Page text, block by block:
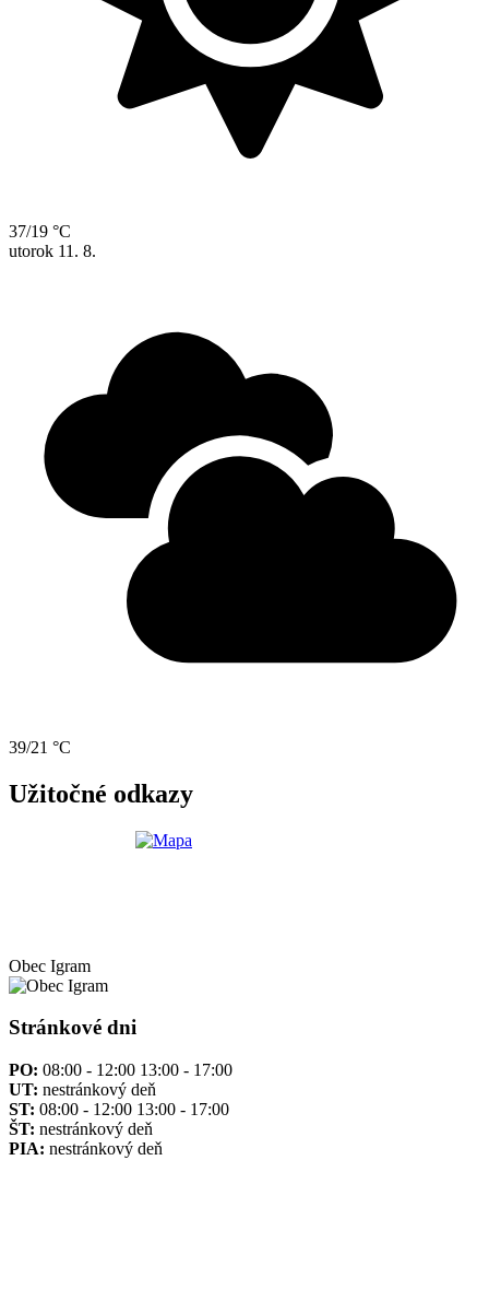
37/19 °C
utorok 11. 8.
39/21 °C
Užitočné odkazy
Obec Igram
Stránkové dni
PO: 08:00 - 12:00 13:00 - 17:00
UT: nestránkový deň
ST: 08:00 - 12:00 13:00 - 17:00
ŠT: nestránkový deň
PIA: nestránkový deň